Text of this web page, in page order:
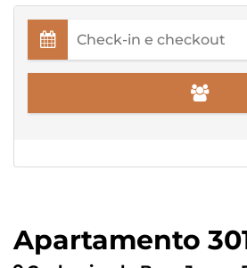
Apartamento